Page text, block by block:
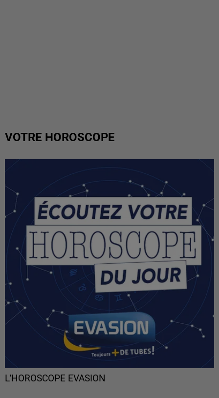
VOTRE HOROSCOPE
L'HOROSCOPE EVASION